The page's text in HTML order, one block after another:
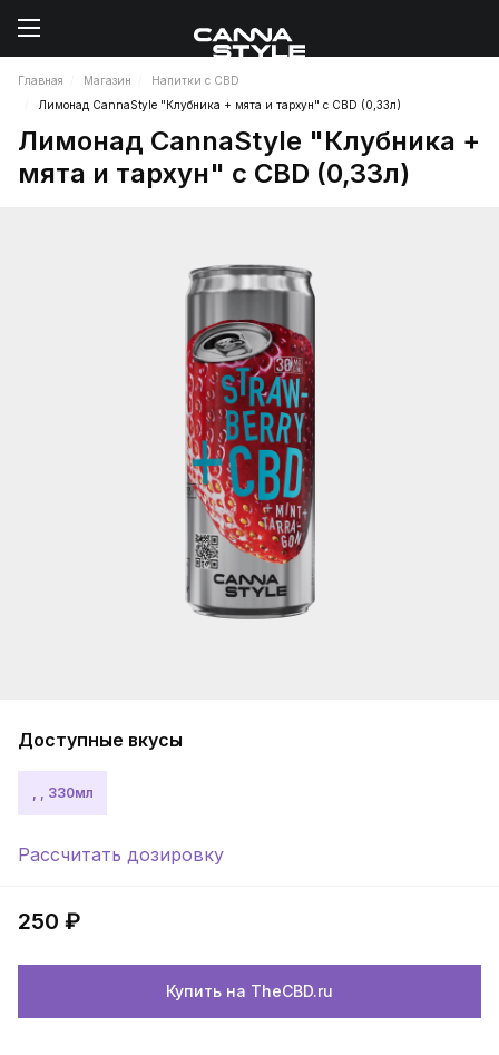
Главная Магазин
Напитки с CBD
Лимонад CannaStyle "Клубника + мята и тархун" с CBD (0,33л)
Лимонад CannaStyle "Клубника +
мята и тархун" с CBD (0,33л)
Доступные вкусы
, , 330мл
Рассчитать дозировку
250 ₽
Купить на TheCBD.ru